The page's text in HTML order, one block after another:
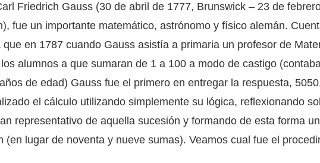
Friedrich Gauss (30 de abril de 1777, Brunswick – 23 de
fue un importante matemático, astrónomo y físico alemán.
que en 1787 cuando Gauss asistía a primaria un profesor de
alumnos a que sumaran de 1 a 100 a modo de castigo
de edad) Gauss fue el primero en entregar la respuesta,
el cálculo utilizando simplemente su lógica, reflexionando
representativo de aquella sucesión y formando de esta forma
(en lugar de noventa y nueve sumas). Veamos cual fue el